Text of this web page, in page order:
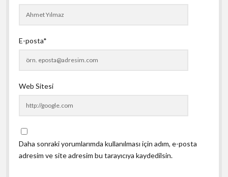
E-posta*
Web Sitesi
Daha sonraki yorumlarımda kullanılması için adım, e-posta
adresim ve site adresim bu tarayıcıya kaydedilsin.